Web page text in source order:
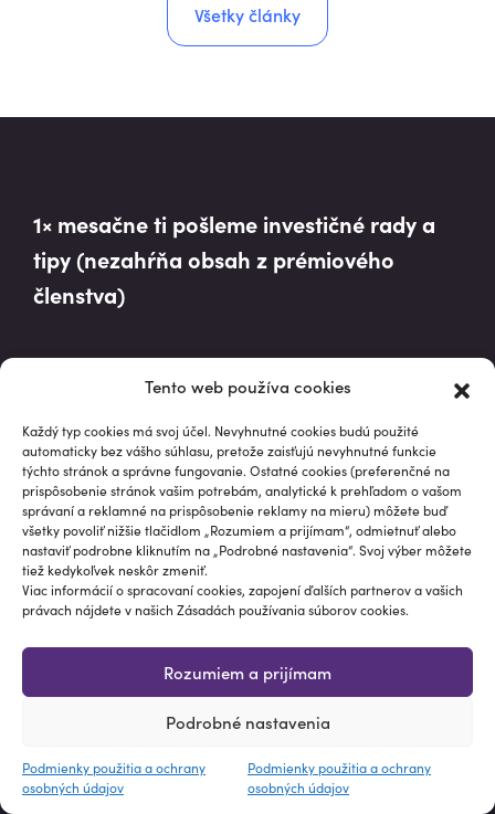
Tento web používa cookies
Každý typ cookies má svoj účel. Nevyhnutné cookies budú použité
automaticky bez vášho súhlasu, pretože zaisťujú nevyhnutné funkcie
týchto stránok a správne fungovanie. Ostatné cookies (preferenčné na
prispôsobenie stránok vašim potrebám, analytické k prehľadom o vašom
správaní a reklamné na prispôsobenie reklamy na mieru) môžete buď
všetky povoliť nižšie tlačidlom „Rozumiem a prijímam“, odmietnuť alebo
nastaviť podrobne kliknutím na „Podrobné nastavenia“. Svoj výber môžete
tiež kedykoľvek neskôr zmeniť.
Viac informácií o spracovaní cookies, zapojení ďalších partnerov a vašich
právach nájdete v našich Zásadách používania súborov cookies.
Rozumiem a prijímam
Podrobné nastavenia
Podmienky použitia a ochrany
osobných údajov
Podmienky použitia a ochrany
osobných údajov
Všetky články
1× mesačne ti pošleme investičné rady a
tipy (nezahŕňa obsah z prémiového
členstva)
CHCEM INVESTIČNÉ RADY A TIPY
Súhlasímso spracovaním osobných údajov
PREMIUM
BLOG